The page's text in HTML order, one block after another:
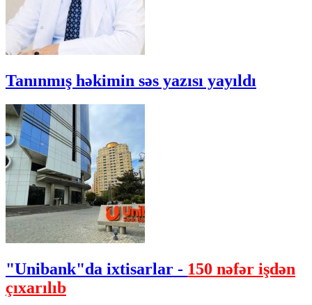
Tanınmış həkimin səs yazısı yayıldı
"Unibank"da ixtisarlar - 150 nəfər işdən
çıxarılıb